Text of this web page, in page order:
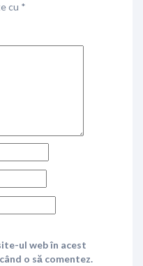
cu *
ul web în acest
o să comentez.